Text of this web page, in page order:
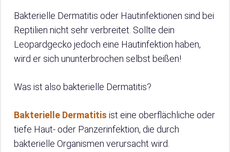
Bakterielle Dermatitis oder Hautinfektionen sind bei
Reptilien nicht sehr verbreitet. Sollte dein
Leopardgecko jedoch eine Hautinfektion haben,
wird er sich ununterbrochen selbst beißen!
Was ist also bakterielle Dermatitis?
Bakterielle Dermatitis ist eine oberflächliche oder
tiefe Haut- oder Panzerinfektion, die durch
bakterielle Organismen verursacht wird.